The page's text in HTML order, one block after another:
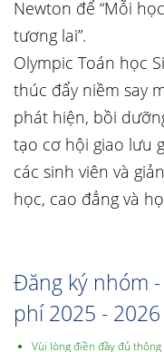
Newton để “Mỗi
tương lai”.
Olympic Toán học
thúc đẩy niềm say
phát hiện, bồi
tạo cơ hội giao lưu
các sinh viên và
học, cao đẳng và
Đăng ký nhóm
phí 2025 - 2026
Vùi lòng điền đầy đủ